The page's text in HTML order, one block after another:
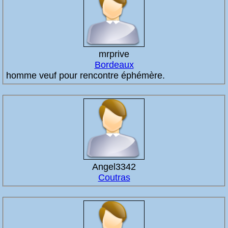
mrprive
Bordeaux
homme veuf pour rencontre éphémère.
Angel3342
Coutras